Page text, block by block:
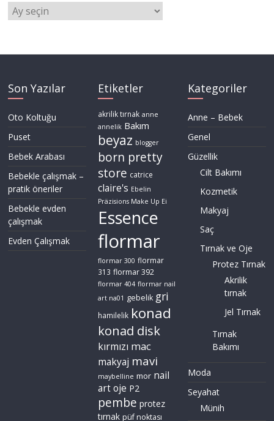
Arşivler
Son Yazılar
Oto Koltuğu
Puset
Bebek Arabası
Bebekle çalışmak –
pratik öneriler
Bebekle evden
çalışmak
Evden Çalışmak
Etiketler
akrilik tırnak anne
annelik Bakım
beyaz blogger
born pretty
store catrice
claire's Ebelin
Präzisions Make Up Ei
Essence
flormar
flormar 300 flormar
313 flormar 392
flormar 404 flormar nail
art na01 gebelik gri
hamilelik konad
konad disk
kırmızı mac
makyaj mavi
maybelline mor nail
artoje P2
pembe protez
tırnak püf noktası
Kategoriler
Anne – Bebek
Genel
Güzellik
Cilt Bakımı
Kozmetik
Makyaj
Saç
Tırnak ve Oje
Protez Tırnak
Akrilik
tırnak
Jel Tırnak
Tırnak
Bakımı
Moda
Seyahat
Münih